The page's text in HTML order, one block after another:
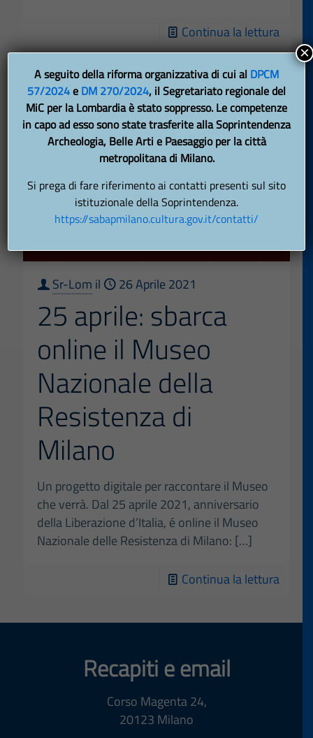
Continua la lettura-
della
Sr-Lom il 26 Aprile 2021
25 aprile: sbarca
online il Museo
Nazionale della
Resistenza di
Milano
Un progetto digitale per raccontare il Museo
che verrà. Dal 25 aprile 2021, anniversario
della Liberazione d’Italia, é online il Museo
Nazionale delle Resistenza di Milano: […]
Continua la lettura-
aprile:
Recapiti e email
Corso Magenta 24,
20123 Milano
A seguito della riforma organizzativa di cui al DPCM
57/2024e DM 270/2024, il Segretariato regionale del
MiC per la Lombardia è stato soppresso. Le competenze
in capo ad esso sono state trasferite alla Soprintendenza
Archeologia, Belle Arti e Paesaggio per la città
metropolitana di Milano.
Si prega di fare riferimento ai contatti presenti sul sito
istituzionale della Soprintendenza.
https://sabapmilano.cultura.gov.it/contatti/
×